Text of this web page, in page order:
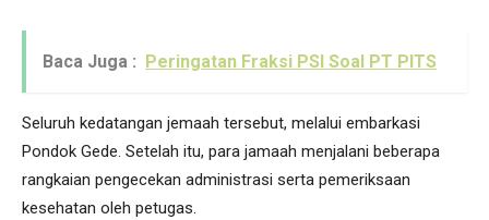
Baca Juga : Peringatan Fraksi PSI Soal PT PITS
Seluruh kedatangan jemaah tersebut, melalui embarkasi
Pondok Gede. Setelah itu, para jamaah menjalani beberapa
rangkaian pengecekan administrasi serta pemeriksaan
kesehatan oleh petugas.